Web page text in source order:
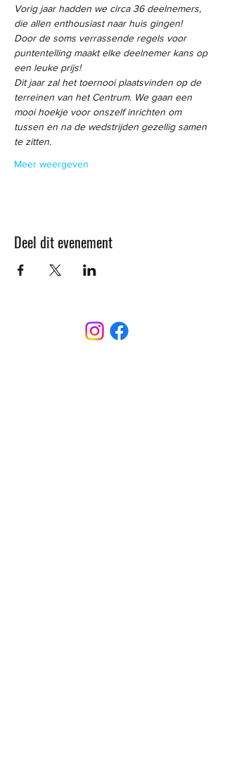
Vorig jaar hadden we circa 36 deelnemers,
die allen enthousiast naar huis gingen!
Door de soms verrassende regels voor
puntentelling maakt elke deelnemer kans op
een leuke prijs!
Dit jaar zal het toernooi plaatsvinden op de
terreinen van het Centrum. We gaan een
mooi hoekje voor onszelf inrichten om
tussen en na de wedstrijden gezellig samen
te zitten.
Meer weergeven
Deel dit evenement